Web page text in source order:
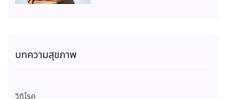
บทความสุขภาพ
วิกิโรค